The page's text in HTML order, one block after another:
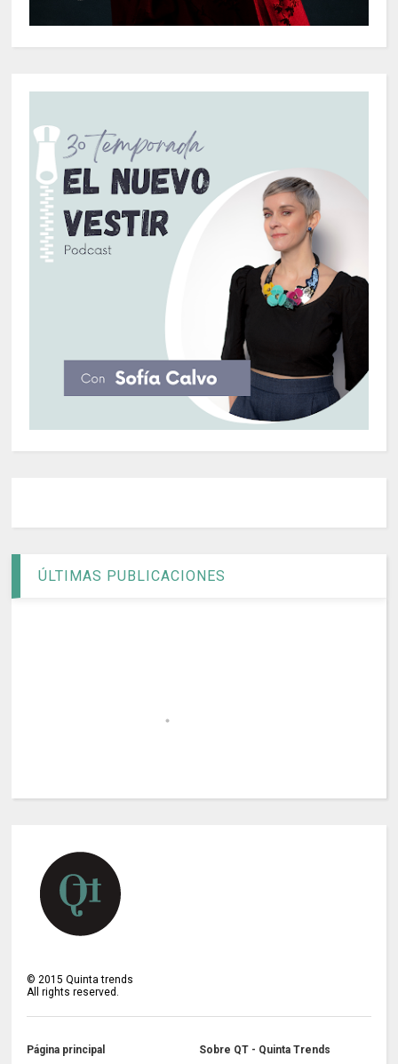
ÚLTIMAS PUBLICACIONES
©2015 Quinta trends
All rights reserved.
Página principal Sobre QT - Quinta Trends